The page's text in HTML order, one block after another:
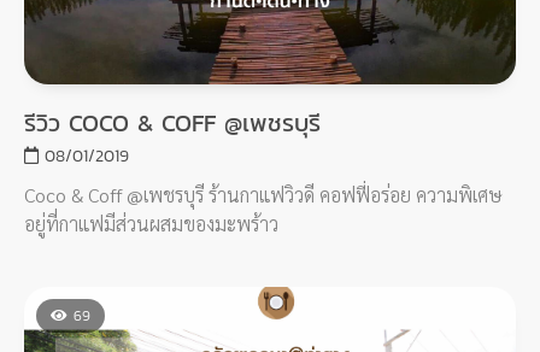
รีวิว COCO & COFF @เพชรบุรี
08/01/2019
Coco & Coff @เพชรบุรี ร้านกาแฟวิวดี คอฟฟี่อร่อย ความพิเศษ
อยู่ที่กาแฟมีส่วนผสมของมะพร้าว
69